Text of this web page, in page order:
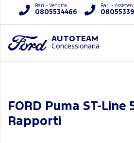
Bari - Vendita
0805534466
Bari -
AUTOTEAM
Concessionaria
FORD Puma ST-
Rapporti